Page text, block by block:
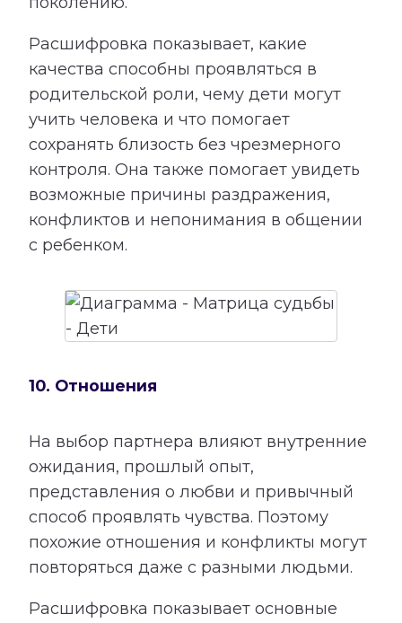
Расшифровка показывает, какие
качества способны проявляться в
родительской роли, чему дети могут
учить человека и что помогает
сохранять близость без чрезмерного
контроля. Она также помогает увидеть
возможные причины раздражения,
конфликтов и непонимания в общении
с ребенком.
10. Отношения
На выбор партнера влияют внутренние
ожидания, прошлый опыт,
представления о любви и привычный
способ проявлять чувства. Поэтому
похожие отношения и конфликты могут
повторяться даже с разными людьми.
Расшифровка показывает основные